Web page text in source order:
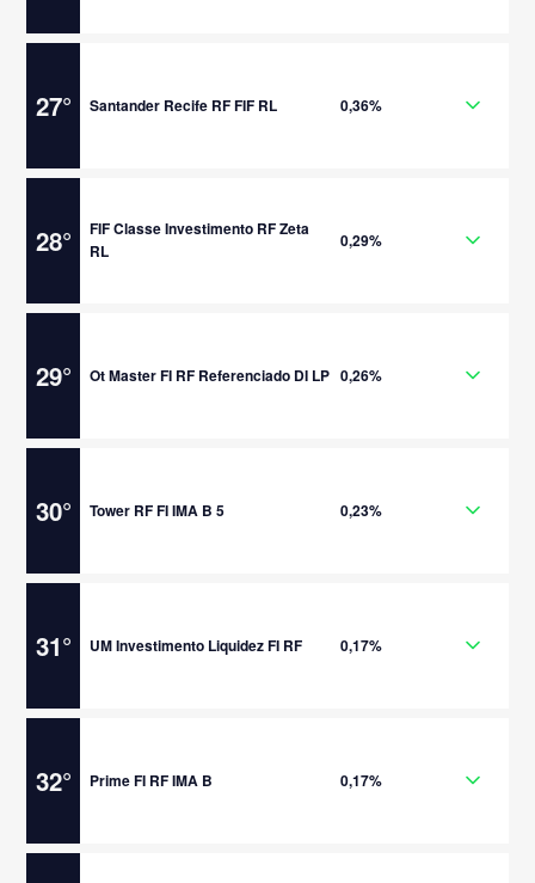
27° Santander Recife RF FIF RL 0,36%
28°
FIF Classe Investimento RF Zeta
RL
0,29%
29° Ot Master FI RF Referenciado DI LP 0,26%
30° Tower RF FI IMA B 5 0,23%
31° UM Investimento Liquidez FI RF 0,17%
32° Prime FI RF IMA B 0,17%